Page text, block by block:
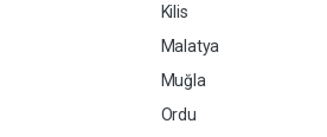
Kilis
Malatya
Muğla
Ordu